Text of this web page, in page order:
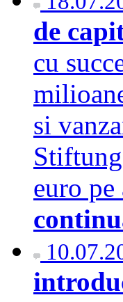
de
cu
si
euro